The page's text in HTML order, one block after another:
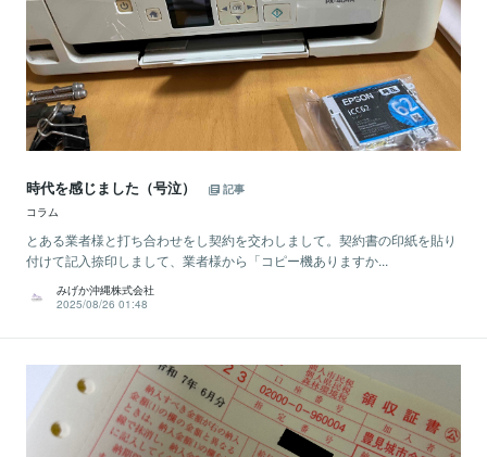
時代を感じました（号泣）
記事
コラム
とある業者様と打ち合わせをし契約を交わしまして。契約書の印紙を貼り
付けて記入捺印しまして、業者様から「コピー機ありますか...
みげか沖縄株式会社
2025/08/26 01:48